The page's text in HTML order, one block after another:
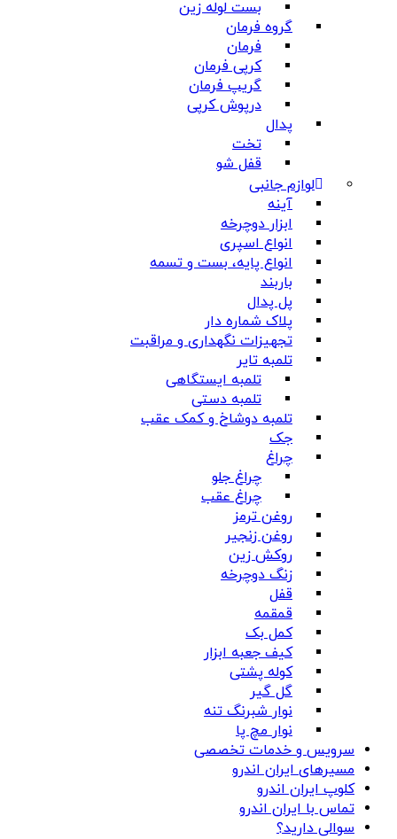
بست لوله زین
گروه فرمان
فرمان
کرپی فرمان
گریپ فرمان
درپوش کرپی
پدال
تخت
قفل شو
لوازم جانبی
آینه
ابزار دوچرخه
انواع اسپری
انواع پایه، بست و تسمه
باربند
پل پدال
پلاک شماره دار
تجهیزات نگهداری و مراقبت
تلمبه تایر
تلمبه ایستگاهی
تلمبه دستی
تلمبه دوشاخ و کمک عقب
جک
چراغ
چراغ جلو
چراغ عقب
روغن ترمز
روغن زنجیر
روکش زین
زنگ دوچرخه
قفل
قمقمه
کمل بک
کیف جعبه ابزار
کوله پشتی
گل گیر
نوار شبرنگ تنه
نوار مچ پا
سرویس و خدمات تخصصی
مسیرهای ایران اندرو
کلوپ ایران اندرو
تماس با ایران اندرو
سوالی دارید؟